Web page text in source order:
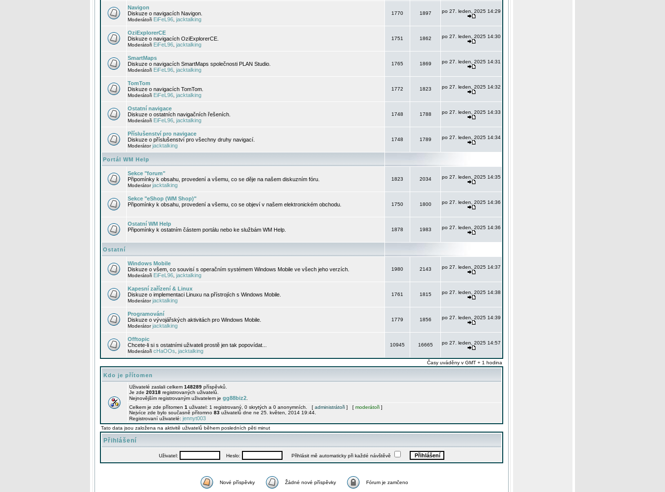
Navigon
Diskuze o navigacích Navigon.
Moderátoři EiFeL96 jacktalking
1770 1897 po 27. leden, 2025 14:29
OziExplorerCE
Diskuze o navigacích OziExplorerCE.
Moderátoři EiFeL96 jacktalking
1751 1862 po 27. leden, 2025 14:30
SmartMaps
Diskuze o navigacích SmartMaps společnosti PLAN Studio.
Moderátoři EiFeL96 jacktalking
1765 1869 po 27. leden, 2025 14:31
TomTom
Diskuze o navigacích TomTom.
Moderátoři EiFeL96 jacktalking
1772 1823 po 27. leden, 2025 14:32
Ostatní navigace
Diskuze o ostatních navigačních řešeních.
Moderátoři EiFeL96 jacktalking
1748 1788 po 27. leden, 2025 14:33
Příslušenství pro navigace
Diskuze o příslušenství pro všechny druhy navigací.
Moderátorjacktalking
1748 1789 po 27. leden, 2025 14:34
Portál WM Help
Sekce "forum"
Připomínky k obsahu, provedení a všemu, co se děje na našem diskuzním fóru.
Moderátorjacktalking
1823 2034 po 27. leden, 2025 14:35
Sekce "eShop (WM Shop)"
Připomínky k obsahu, provedení a všemu, co se objeví v našem elektronickém obchodu.
1750 1800 po 27. leden, 2025 14:36
Ostatní WM Help
Připomínky k ostatním částem portálu nebo ke službám WM Help.
1878 1983 po 27. leden, 2025 14:36
Ostatní
Windows Mobile
Diskuze o všem, co souvisí s operačním systémem Windows Mobile ve všech jeho verzích.
Moderátoři EiFeL96 jacktalking
1980 2143 po 27. leden, 2025 14:37
Kapesní zařízení & Linux
Diskuze o implementaci Linuxu na přístrojích s Windows Mobile.
Moderátorjacktalking
1761 1815 po 27. leden, 2025 14:38
Programování
Diskuze o vývojářských aktivitách pro Windows Mobile.
Moderátorjacktalking
1779 1856 po 27. leden, 2025 14:39
Offtopic
Chcete-li si s ostatními uživateli prostě jen tak popovídat...
Moderátoři cHaOOs jacktalking
10945 16665 po 27. leden, 2025 14:57
Časy uváděny v GMT + 1 hodina
Kdo je přítomen
Uživatelé zaslali celkem 148289 příspěvků.
Je zde 20318 registrovaných uživatelů.
Nejnovějším registrovaným uživatelem je gg88biz2
Celkem je zde přítomen 1 uživatel: 1 registrovaný, 0 skrytých a 0 anonymních. [ administrátoři ] [ moderátoři ]
Nejvíce zde bylo současně přítomno 83 uživatelů dne ne 25. květen, 2014 19:44.
Registrovaní uživatelé: jennyt003
Tato data jsou založena na aktivitě uživatelů během posledních pěti minut
Přihlášení
Uživatel: Heslo: Přihlásit mě automaticky při každé návštěvě
Nové příspěvky Žádné nové příspěvky Fórum je zamčeno